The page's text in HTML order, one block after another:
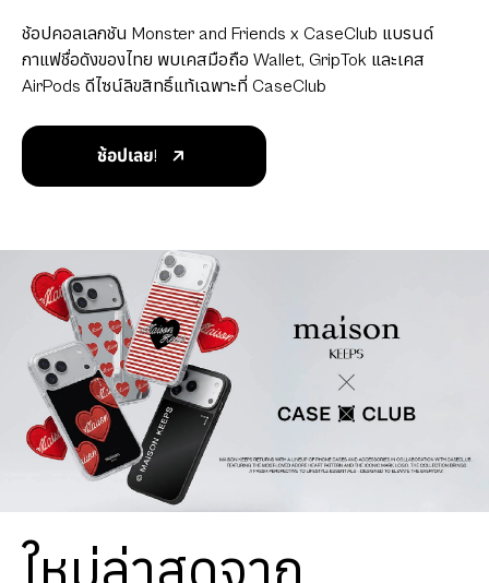
ช้อปคอลเลกชัน Monster and Friends x CaseClub แบรนด์
กาแฟชื่อดังของไทย พบเคสมือถือ Wallet, GripTok และเคส
AirPods ดีไซน์ลิขสิทธิ์แท้เฉพาะที่ CaseClub
ช้อปเลย!